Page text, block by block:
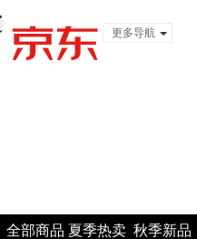
更多导航
全部商品 夏季热卖 秋季新品